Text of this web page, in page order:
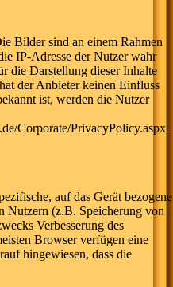
Bilder sind an einem Rahmen
IP-Adresse der Nutzer wahr
die Darstellung dieser Inhalte
der Anbieter keinen Einfluss
ist, werden die Nutzer
Corporate/PrivacyPolicy.aspx
auf das Gerät bezogene
Nutzern (z.B. Speicherung von
Verbesserung des
Browser verfügen eine
hingewiesen, dass die